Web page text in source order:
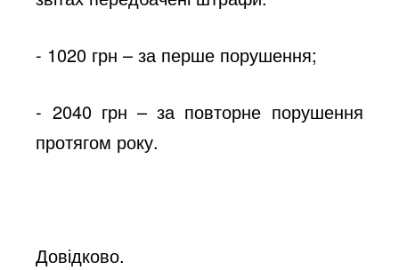
- 1020 грн – за перше порушення;
- 2040 грн – за повторне порушення
протягом року.
Довідково.